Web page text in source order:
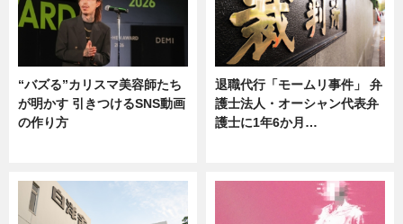
“バズる”カリスマ美容師たち
が明かす 引きつけるSNS動画
の作り方
退職代行「モームリ事件」 弁
護士法人・オーシャン代表弁
護士に1年6か月…